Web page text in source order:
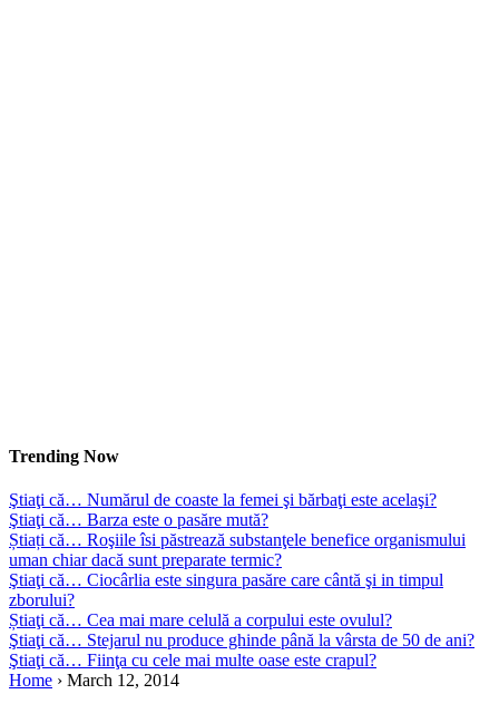
Trending Now
Ştiaţi că… Numărul de coaste la femei şi bărbaţi este acelaşi?
Ştiaţi că… Barza este o pasăre mută?
Știați că… Roşiile îsi păstrează substanţele benefice organismului
uman chiar dacă sunt preparate termic?
Ştiaţi că… Ciocârlia este singura pasăre care cântă şi in timpul
zborului?
Știaţi că… Cea mai mare celulă a corpului este ovulul?
Ştiaţi că… Stejarul nu produce ghinde până la vârsta de 50 de ani?
Ştiaţi că… Fiinţa cu cele mai multe oase este crapul?
Home › March 12, 2014